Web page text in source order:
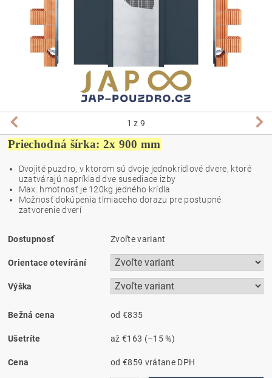
1 z 9
Priechodná šírka: 2x 900 mm
Dvojité puzdro, v ktorom sú dvoje jednokrídlové dvere, ktoré
uzatvárajú napríklad dve susediace izby
Max. hmotnosť je 120kg jedného krídla
Možnosť dokúpenia tlmiaceho dorazu pre postupné
zatvorenie dverí
Dostupnosť Zvoľte variant
Orientace otevírání
Výška
Bežná cena od €835
Ušetríte až€163 (–15 %)
Cena od €859 vrátane DPH